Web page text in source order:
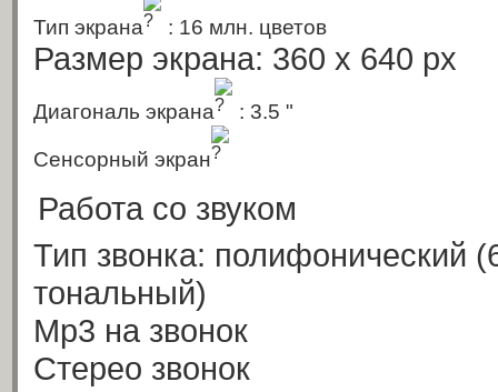
Тип экрана : 16 млн. цветов
Размер экрана: 360 x 640 px
Диагональ экрана : 3.5 "
Сенсорный экран
Работа со звуком
Тип звонка: полифонический
тональный)
Mp3 на звонок
Стерео звонок